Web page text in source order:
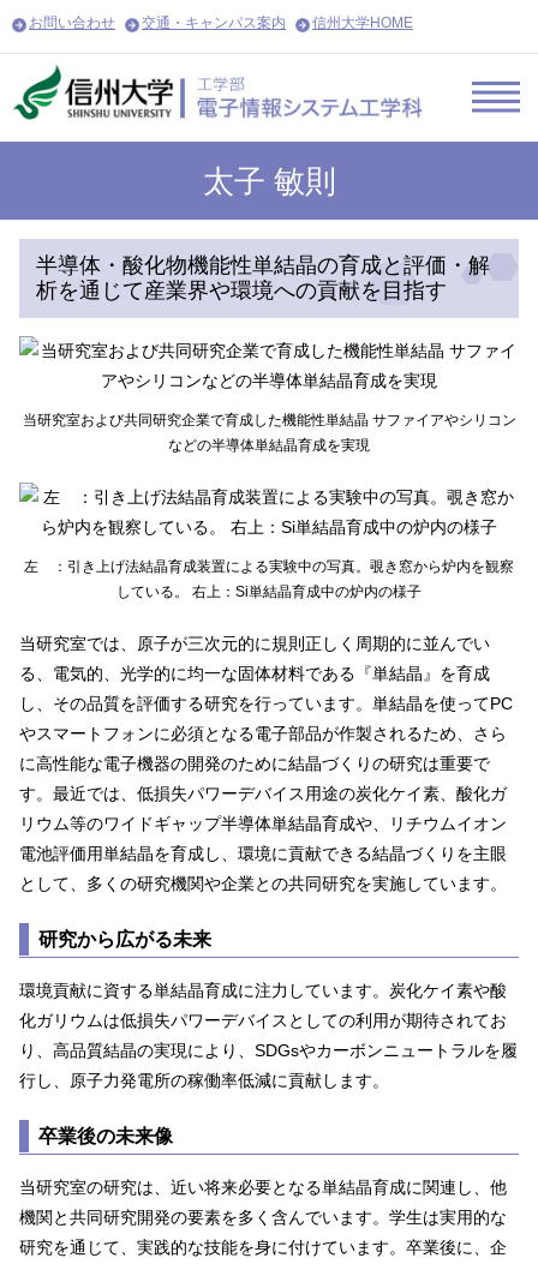
お問い合わせ 交通・キャンパス案内 信州大学HOME
太子 敏則
半導体・酸化物機能性単結晶の育成と評価・解
析を通じて産業界や環境への貢献を目指す
当研究室および共同研究企業で育成した機能性単結晶 サファイアやシリコン
などの半導体単結晶育成を実現
左 ：引き上げ法結晶育成装置による実験中の写真。覗き窓から炉内を観察
している。 右上：Si単結晶育成中の炉内の様子
当研究室では、原子が三次元的に規則正しく周期的に並んでい
る、電気的、光学的に均一な固体材料である『単結晶』を育成
し、その品質を評価する研究を行っています。単結晶を使ってPC
やスマートフォンに必須となる電子部品が作製されるため、さら
に高性能な電子機器の開発のために結晶づくりの研究は重要で
す。最近では、低損失パワーデバイス用途の炭化ケイ素、酸化ガ
リウム等のワイドギャップ半導体単結晶育成や、リチウムイオン
電池評価用単結晶を育成し、環境に貢献できる結晶づくりを主眼
として、多くの研究機関や企業との共同研究を実施しています。
研究から広がる未来
環境貢献に資する単結晶育成に注力しています。炭化ケイ素や酸
化ガリウムは低損失パワーデバイスとしての利用が期待されてお
り、高品質結晶の実現により、SDGsやカーボンニュートラルを履
行し、原子力発電所の稼働率低減に貢献します。
卒業後の未来像
当研究室の研究は、近い将来必要となる単結晶育成に関連し、他
機関と共同研究開発の要素を多く含んでいます。学生は実用的な
研究を通じて、実践的な技能を身に付けています。卒業後に、企